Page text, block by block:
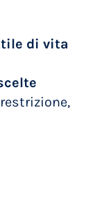
di vita